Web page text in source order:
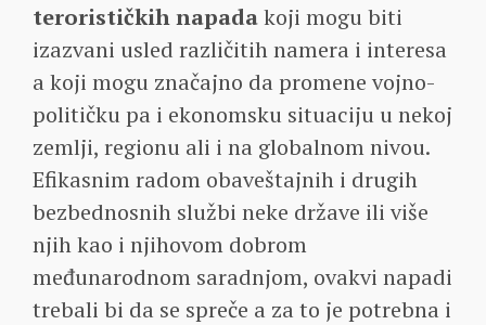
terorističkih napadakoji mogu biti
izazvani usled različitih namera i interesa
a koji mogu značajno da promene vojno-
političku pa i ekonomsku situaciju u nekoj
zemlji, regionu ali i na globalnom nivou.
Efikasnim radom obaveštajnih i drugih
bezbednosnih službi neke države ili više
njih kao i njihovom dobrom
međunarodnom saradnjom, ovakvi napadi
trebali bi da se spreče a za to je potrebna i